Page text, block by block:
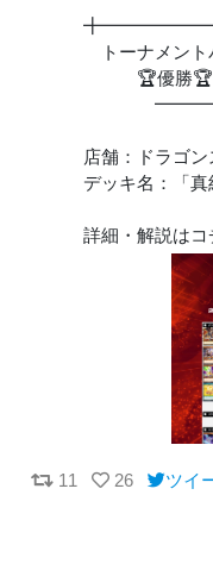
トーナメント
🏆優勝🏆
店舗：ドラゴ
デッキ名：「真
詳細・解説は
11 26 ツイ